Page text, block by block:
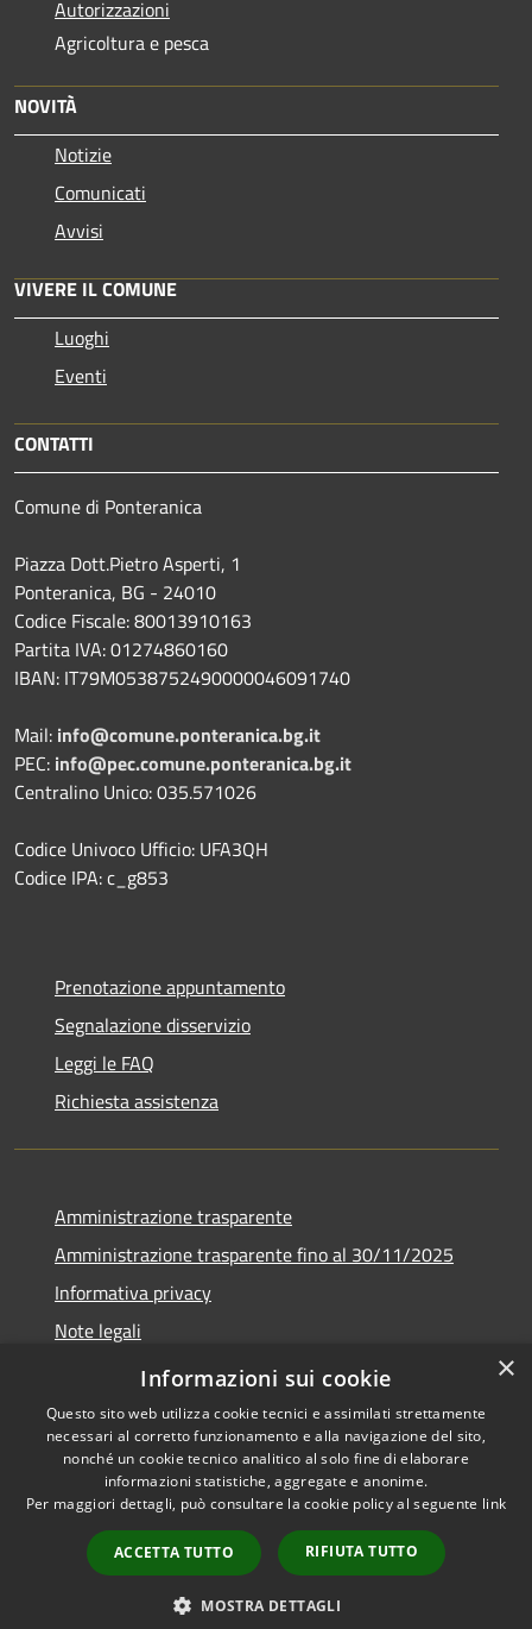
Autorizzazioni
Agricoltura e pesca
NOVITÀ
Notizie
Comunicati
Avvisi
VIVERE IL COMUNE
Luoghi
Eventi
CONTATTI
Comune di Ponteranica
Piazza Dott.Pietro Asperti, 1
Ponteranica, BG - 24010
Codice Fiscale: 80013910163
Partita IVA: 01274860160
IBAN: IT79M0538752490000046091740
Mail: info@comune.ponteranica.bg.it
PEC: info@pec.comune.ponteranica.bg.it
Centralino Unico: 035.571026
Codice Univoco Ufficio: UFA3QH
Codice IPA: c_g853
Prenotazione appuntamento
Segnalazione disservizio
Leggi le FAQ
Richiesta assistenza
Amministrazione trasparente
Amministrazione trasparente fino al 30/11/2025
Informativa privacy
Note legali
Dichiarazione di accessibilità
Accessibilità
Copyright © 2026 • Comune di
Ponteranica • Powered by
Municipium•
Accesso
redazione
×
Informazioni sui cookie
Questo sito web utilizza cookie tecnici e assimilati strettamente
necessari al corretto funzionamento e alla navigazione del sito,
nonché un cookie tecnico analitico al solo fine di elaborare
informazioni statistiche, aggregate e anonime.
Per maggiori dettagli, può consultare la cookie policy al seguente link
ACCETTA TUTTO RIFIUTA TUTTO
MOSTRA DETTAGLI